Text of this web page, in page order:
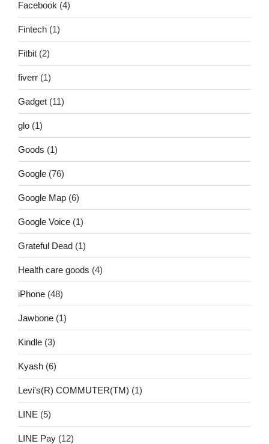
Facebook (4)
Fintech (1)
Fitbit (2)
fiverr (1)
Gadget (11)
glo (1)
Goods (1)
Google (76)
Google Map (6)
Google Voice (1)
Grateful Dead (1)
Health care goods (4)
iPhone (48)
Jawbone (1)
Kindle (3)
Kyash (6)
Levi's(R) COMMUTER(TM) (1)
LINE (5)
LINE Pay (12)